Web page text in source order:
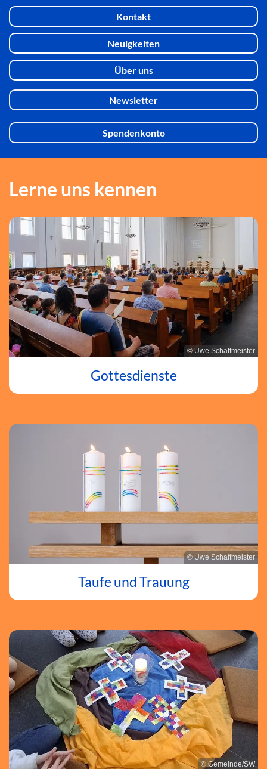
Kontakt
Neuigkeiten
Über uns
Newsletter
Spendenkonto
Lerne uns kennen
© Uwe Schaffmeister
Gottesdienste
© Uwe Schaffmeister
Taufe und Trauung
© Gemeinde/SW